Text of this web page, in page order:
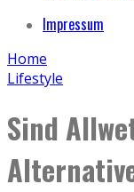
Impressum
Home
Lifestyle
Sind